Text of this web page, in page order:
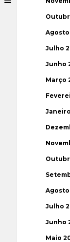
Agosto
Julho
Junho
Março
Agosto
Julho
Junho
Maio